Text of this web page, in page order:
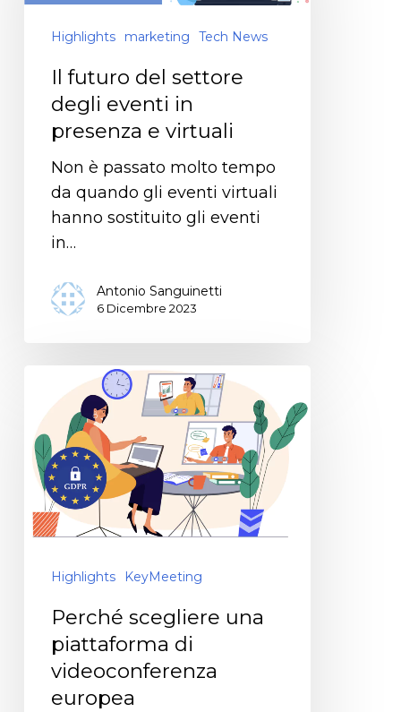
Highlights marketing Tech News
Il futuro del settore
degli eventi in
presenza e virtuali
Non è passato molto tempo
da quando gli eventi virtuali
hanno sostituito gli eventi
in…
Antonio Sanguinetti
6 Dicembre 2023
Highlights KeyMeeting
Perché scegliere una
piattaforma di
videoconferenza
europea